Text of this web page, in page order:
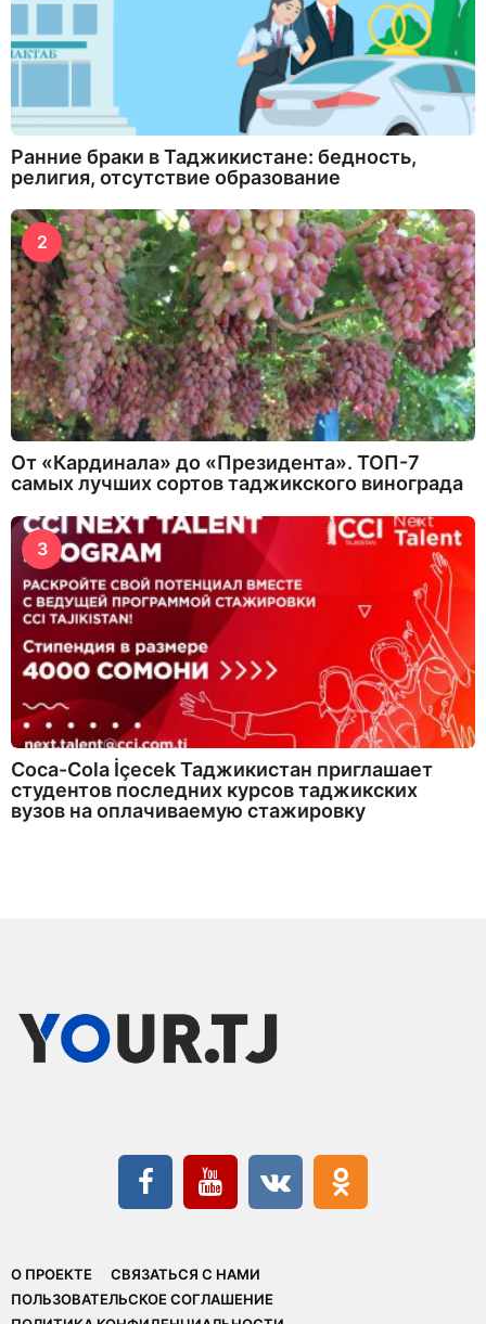
Ранние браки в Таджикистане: бедность,
религия, отсутствие образование
2
От «Кардинала» до «Президента». ТОП-7
самых лучших сортов таджикского винограда
3
Coca-Cola İçecek Таджикистан приглашает
студентов последних курсов таджикских
вузов на оплачиваемую стажировку
О ПРОЕКТЕ
СВЯЗАТЬСЯ С НАМИ
ПОЛЬЗОВАТЕЛЬСКОЕ СОГЛАШЕНИЕ